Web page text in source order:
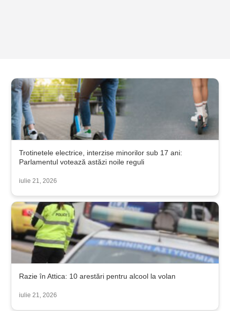
Trotinetele electrice, interzise minorilor sub 17 ani:
Parlamentul votează astăzi noile reguli
iulie 21, 2026
Razie în Attica: 10 arestări pentru alcool la volan
iulie 21, 2026